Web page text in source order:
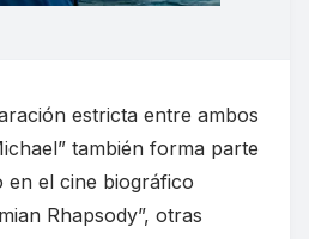
estricta entre ambos
también forma parte
en el cine biográfico
Rhapsody”, otras